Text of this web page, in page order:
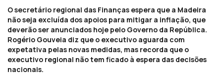
O secretário regional das Finanças espera que a Madeira
não seja excluída dos apoios para mitigar a inflação, que
deverão ser anunciados hoje pelo Governo da República.
Rogério Gouveia diz que o executivo aguarda com
expetativa pelas novas medidas, mas recorda que o
executivo regional não tem ficado à espera das decisões
nacionais.